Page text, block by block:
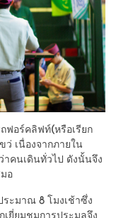
ฟอร์คลิฟท์(หรือเรียก
ว่ เนื่องจากภายใน
คนเดินทั่วไป ดังนั้นจึง
อ
ระมาณ 8 โมงเช้าซึ่ง